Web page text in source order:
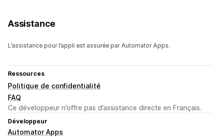
Assistance
L’assistance pour l’appli est assurée par Automator Apps.
Ressources
Politique de confidentialité
FAQ
Ce développeur n’offre pas d’assistance directe en Français.
Développeur
Automator Apps